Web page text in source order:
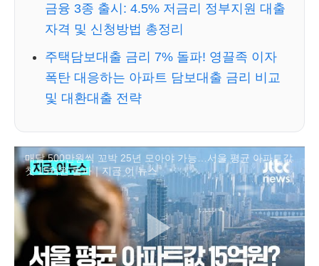
금융 3종 출시: 4.5% 저금리 정부지원 대출
자격 및 신청방법 총정리
주택담보대출 금리 7% 돌파! 영끌족 이자
폭탄 대응하는 아파트 담보대출 금리 비교
및 대환대출 전략
매달 500만원씩 꼬박 25년 모아야 가능…서울 평균 아파트값
첫 15억원 돌파｜지금 이 뉴스